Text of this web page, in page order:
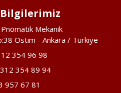
Mekanik
Ostim - Ankara / Türkiye
354 96 98
354 89 94
957 67 81